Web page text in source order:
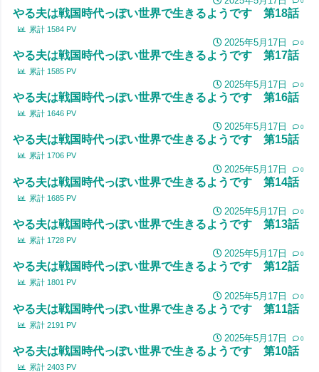
やる夫は戦国時代っぽい世界で生きるようです 第18話
累計 1584 PV
2025年5月17日 0
やる夫は戦国時代っぽい世界で生きるようです 第17話
累計 1585 PV
2025年5月17日 0
やる夫は戦国時代っぽい世界で生きるようです 第16話
累計 1646 PV
2025年5月17日 0
やる夫は戦国時代っぽい世界で生きるようです 第15話
累計 1706 PV
2025年5月17日 0
やる夫は戦国時代っぽい世界で生きるようです 第14話
累計 1685 PV
2025年5月17日 0
やる夫は戦国時代っぽい世界で生きるようです 第13話
累計 1728 PV
2025年5月17日 0
やる夫は戦国時代っぽい世界で生きるようです 第12話
累計 1801 PV
2025年5月17日 0
やる夫は戦国時代っぽい世界で生きるようです 第11話
累計 2191 PV
2025年5月17日 0
やる夫は戦国時代っぽい世界で生きるようです 第10話
累計 2403 PV